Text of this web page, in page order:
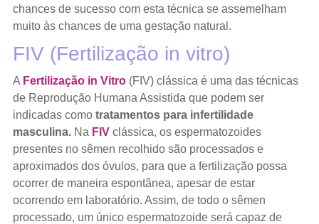
chances de sucesso com esta técnica se assemelham
muito às chances de uma gestação natural.
FIV (Fertilização in vitro)
A Fertilização in Vitro(FIV) clássica é uma das técnicas
de Reprodução Humana Assistida que podem ser
indicadas como tratamentos para infertilidade
masculina. Na FIVclássica, os espermatozoides
presentes no sêmen recolhido são processados e
aproximados dos óvulos, para que a fertilização possa
ocorrer de maneira espontânea, apesar de estar
ocorrendo em laboratório. Assim, de todo o sêmen
processado, um único espermatozoide será capaz de